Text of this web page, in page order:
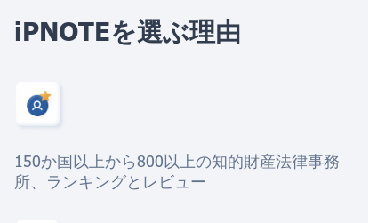
iPNOTEを選ぶ理由
150か国以上から800以上の知的財産法律事務
所、ランキングとレビュー